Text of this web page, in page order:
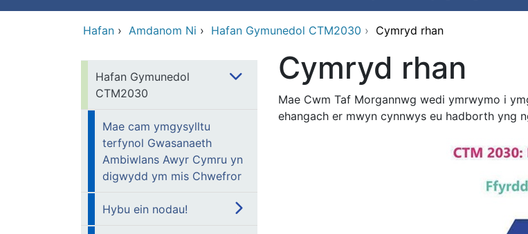
Dangos isddewislen ar
Dangos
Hafan › Amdanom Ni › Hafan Gymunedol CTM2030 › Cymryd rhan
Hafan Gymunedol
CTM2030
Mae cam ymgysylltu
terfynol Gwasanaeth
Ambiwlans Awyr Cymru yn
digwydd ym mis Chwefror
Hybu ein nodau!
Cymryd rhan
Mae Cwm Taf Morgannwg wedi ymrwymo i
ehangach er mwyn cynnwys eu hadborth yng